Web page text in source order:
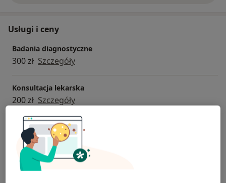
Usługi i ceny
Badania diagnostyczne
300 zł Szczegóły
Konsultacja lekarska
200 zł Szczegóły
Konsultacja online
139 zł Szczegóły
USG ginekologiczne